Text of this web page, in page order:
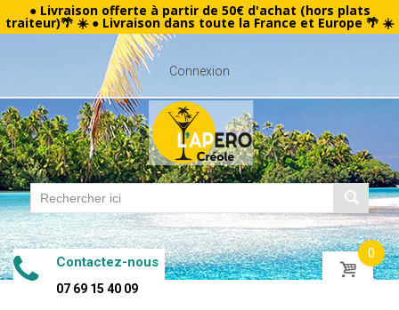
● Livraison offerte à partir de 50€ d'achat (hors plats
traiteur)🌴 ☀️ ● Livraison dans toute la France et Europe 🌴 ☀️
Connexion
Contactez-nous
07 69 15 40 09
0